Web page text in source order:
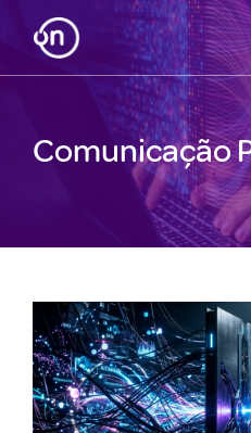
Comunicação